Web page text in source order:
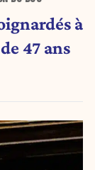
à
47 ans